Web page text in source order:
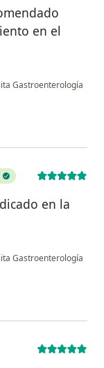
en el
Gastroenterología
en la
Gastroenterología